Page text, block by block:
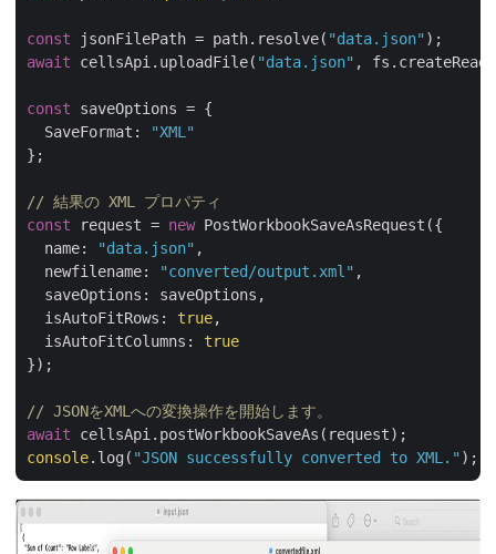
const jsonFilePath = path.resolve( "data.json"
await cellsApi.uploadFile( "data.json" ,
const saveOptions = {
SaveFormat :
"XML"
};
// 結果の XML プロパティ
const request = new PostWorkbookSaveAsRequest({
name: "data.json" ,
newfilename: "converted/output.xml" ,
saveOptions : saveOptions,
isAutoFitRows : true,
isAutoFitColumns : true
});
// JSONをXMLへの変換操作を開始します。
await
console.log( "JSON successfully converted to XML."